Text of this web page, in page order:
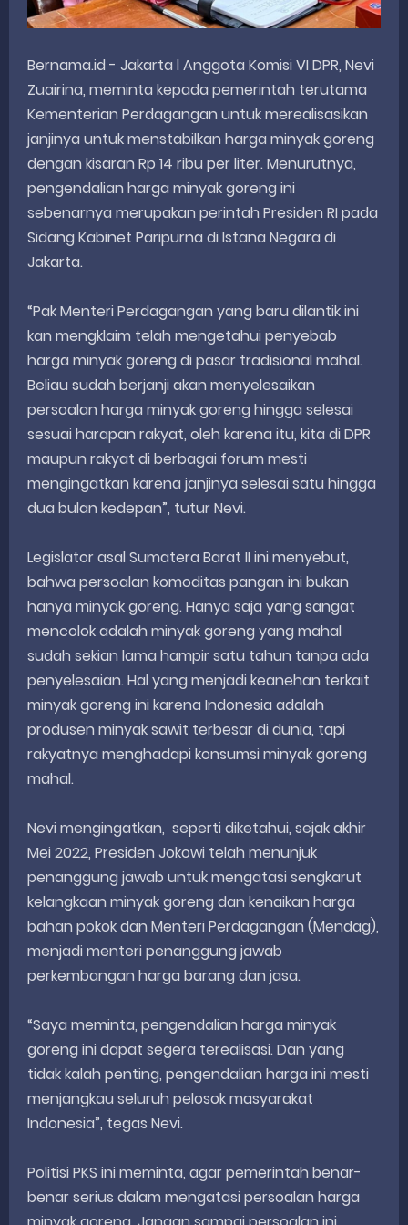
Bernama.id - Jakarta l Anggota Komisi VI DPR, Nevi
Zuairina, meminta kepada pemerintah terutama
Kementerian Perdagangan untuk merealisasikan
janjinya untuk menstabilkan harga minyak goreng
dengan kisaran Rp 14 ribu per liter. Menurutnya,
pengendalian harga minyak goreng ini
sebenarnya merupakan perintah Presiden RI pada
Sidang Kabinet Paripurna di Istana Negara di
Jakarta.
“Pak Menteri Perdagangan yang baru dilantik ini
kan mengklaim telah mengetahui penyebab
harga minyak goreng di pasar tradisional mahal.
Beliau sudah berjanji akan menyelesaikan
persoalan harga minyak goreng hingga selesai
sesuai harapan rakyat, oleh karena itu, kita di DPR
maupun rakyat di berbagai forum mesti
mengingatkan karena janjinya selesai satu hingga
dua bulan kedepan”, tutur Nevi.
Legislator asal Sumatera Barat II ini menyebut,
bahwa persoalan komoditas pangan ini bukan
hanya minyak goreng. Hanya saja yang sangat
mencolok adalah minyak goreng yang mahal
sudah sekian lama hampir satu tahun tanpa ada
penyelesaian. Hal yang menjadi keanehan terkait
minyak goreng ini karena Indonesia adalah
produsen minyak sawit terbesar di dunia, tapi
rakyatnya menghadapi konsumsi minyak goreng
mahal.
Nevi mengingatkan, seperti diketahui, sejak akhir
Mei 2022, Presiden Jokowi telah menunjuk
penanggung jawab untuk mengatasi sengkarut
kelangkaan minyak goreng dan kenaikan harga
bahan pokok dan Menteri Perdagangan (Mendag),
menjadi menteri penanggung jawab
perkembangan harga barang dan jasa.
“Saya meminta, pengendalian harga minyak
goreng ini dapat segera terealisasi. Dan yang
tidak kalah penting, pengendalian harga ini mesti
menjangkau seluruh pelosok masyarakat
Indonesia”, tegas Nevi.
Politisi PKS ini meminta, agar pemerintah benar-
benar serius dalam mengatasi persoalan harga